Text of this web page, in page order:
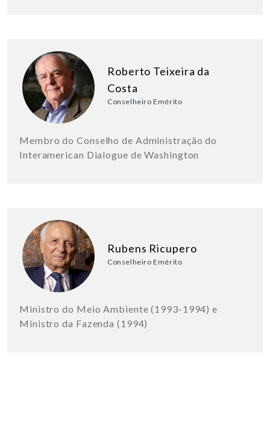
Roberto Teixeira da
Costa
Conselheiro Emérito
Membro do Conselho de Administração do
Interamerican Dialogue de Washington
Rubens Ricupero
Conselheiro Emérito
Ministro do Meio Ambiente (1993-1994) e
Ministro da Fazenda (1994)